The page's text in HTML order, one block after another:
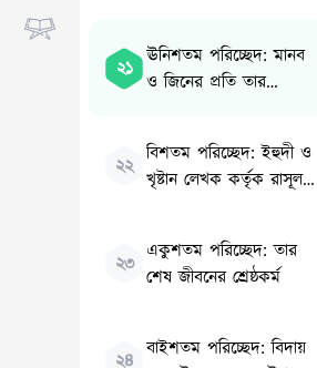
২১
ঊনিশতম পরিচ্ছেদ: মানব
ও জিনের প্রতি তার
২২
বিশতম পরিচ্ছেদ: ইহুদী ও
খৃষ্টান লেখক কর্তৃক রাসূল
২৩
একুশতম পরিচ্ছেদ: তার
শেষ জীবনের শ্রেষ্ঠকর্ম
২৪
বাইশতম পরিচ্ছেদ: বিদায়